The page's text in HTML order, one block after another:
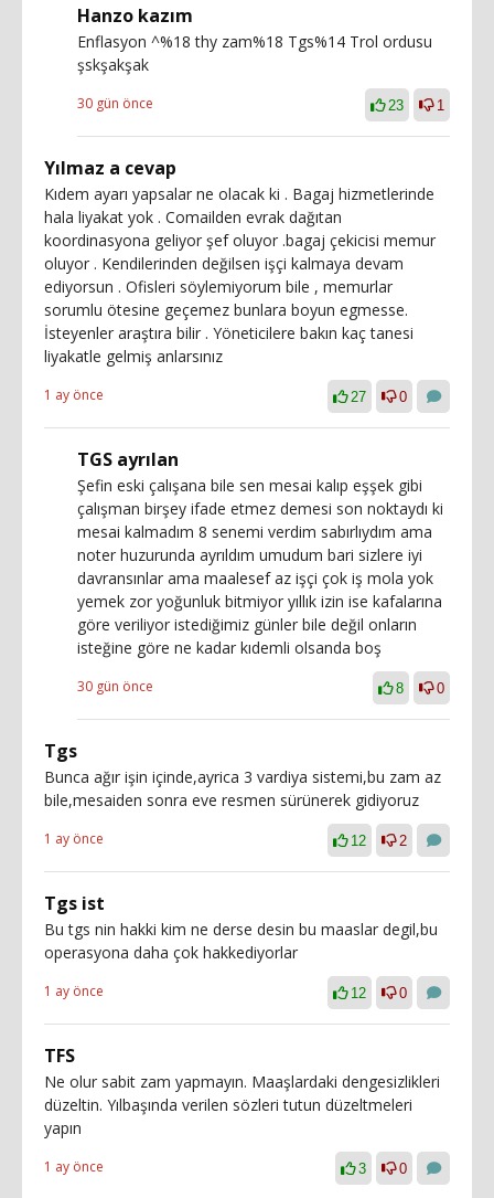
Hanzo kazım
Enflasyon ^%18 thy zam%18 Tgs%14 Trol ordusu
şskşakşak
30 gün önce 23 1
Yılmaz a cevap
Kıdem ayarı yapsalar ne olacak ki . Bagaj hizmetlerinde
hala liyakat yok . Comailden evrak dağıtan
koordinasyona geliyor şef oluyor .bagaj çekicisi memur
oluyor . Kendilerinden değilsen işçi kalmaya devam
ediyorsun . Ofisleri söylemiyorum bile , memurlar
sorumlu ötesine geçemez bunlara boyun egmesse.
İsteyenler araştıra bilir . Yöneticilere bakın kaç tanesi
liyakatle gelmiş anlarsınız
1 ay önce 27 0
TGS ayrılan
Şefin eski çalışana bile sen mesai kalıp eşşek gibi
çalışman birşey ifade etmez demesi son noktaydı ki
mesai kalmadım 8 senemi verdim sabırlıydım ama
noter huzurunda ayrıldım umudum bari sizlere iyi
davransınlar ama maalesef az işçi çok iş mola yok
yemek zor yoğunluk bitmiyor yıllık izin ise kafalarına
göre veriliyor istediğimiz günler bile değil onların
isteğine göre ne kadar kıdemli olsanda boş
30 gün önce 8 0
Tgs
Bunca ağır işin içinde,ayrica 3 vardiya sistemi,bu zam az
bile,mesaiden sonra eve resmen sürünerek gidiyoruz
1 ay önce 12 2
Tgs ist
Bu tgs nin hakki kim ne derse desin bu maaslar degil,bu
operasyona daha çok hakkediyorlar
1 ay önce 12 0
TFS
Ne olur sabit zam yapmayın. Maaşlardaki dengesizlikleri
düzeltin. Yılbaşında verilen sözleri tutun düzeltmeleri
yapın
1 ay önce 3 0